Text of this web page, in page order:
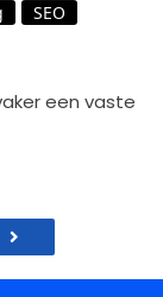
SEO
een vaste